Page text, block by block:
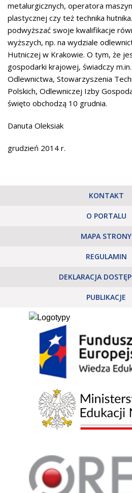
metalurgicznych, operatora
plastycznej czy też technika
podwyższać swoje kwalifikacje
wyższych, np. na wydziale
Hutniczej w Krakowie. O tym, że
gospodarki krajowej, świadczy
Odlewnictwa, Stowarzyszenia
Polskich, Odlewniczej Izby
święto obchodzą 10 grudnia.
Danuta Oleksiak
grudzień 2014 r.
KONTAKT
O PORTALU
MAPA STRONY
REGULAMIN
DEKLARACJA
PUBLIKACJE